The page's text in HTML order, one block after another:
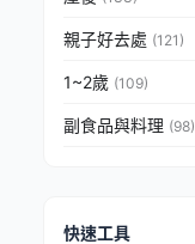
親子好去處 (121)
1~2歲 (109)
副食品與料理 (98)
快速工具